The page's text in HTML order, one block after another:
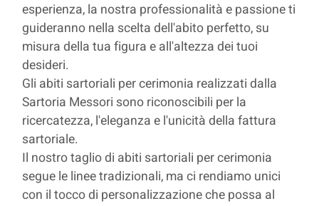
esperienza, la nostra professionalità e passione ti
guideranno nella scelta dell'abito perfetto, su
misura della tua figura e all'altezza dei tuoi
desideri.
Gli abiti sartoriali per cerimonia realizzati dalla
Sartoria Messori sono riconoscibili per la
ricercatezza, l'eleganza e l'unicità della fattura
sartoriale.
Il nostro taglio di abiti sartoriali per cerimonia
segue le linee tradizionali, ma ci rendiamo unici
con il tocco di personalizzazione che possa al